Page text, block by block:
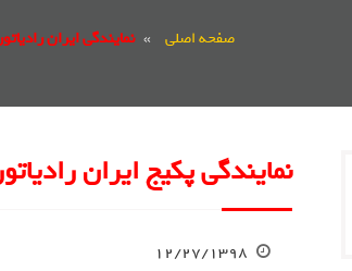
صفحه اصلی » نمایندگی ایران
نمایندگی پکیج ایران
۱۲/۲۷/۱۳۹۸